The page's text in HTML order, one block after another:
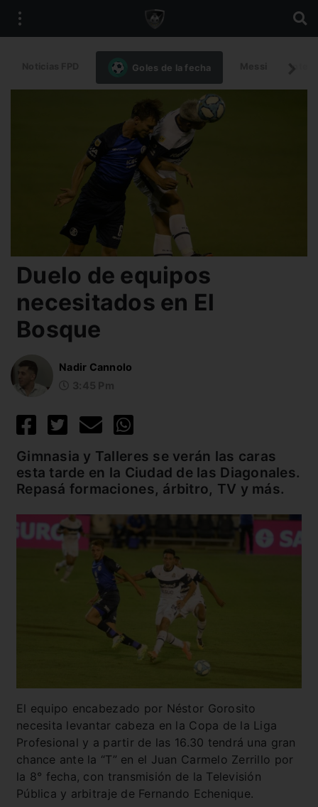
Goles de la fecha
Duelo de equipos
necesitados en El
Bosque
Nadir Cannolo
Gimnasia y Talleres se verán las caras
esta tarde en la Ciudad de las Diagonales.
Repasá formaciones, árbitro, TV y más.
El equipo encabezado por Néstor Gorosito
necesita levantar cabeza en la Copa de la Liga
Profesional y a partir de las 16.30 tendrá una gran
chance ante la “T” en el Juan Carmelo Zerrillo por
la 8° fecha, con transmisión de la Televisión
Pública y arbitraje de Fernando Echenique.